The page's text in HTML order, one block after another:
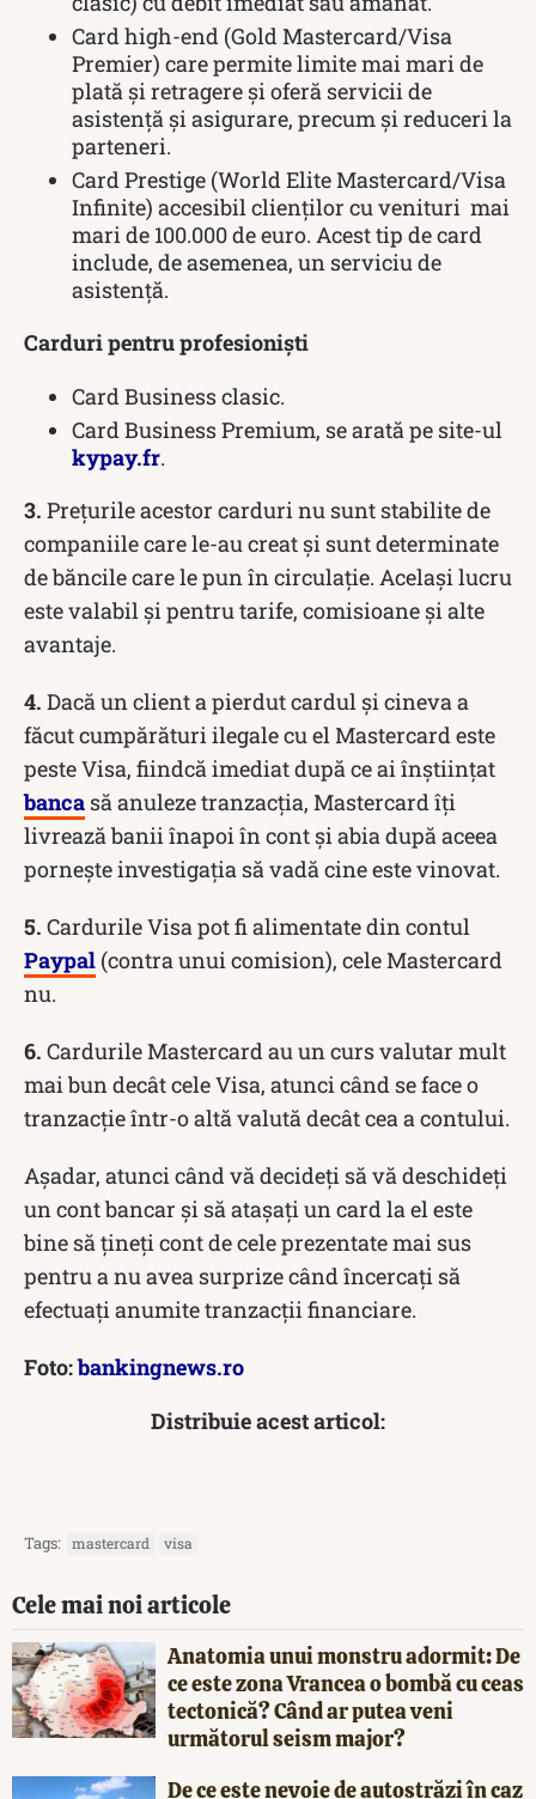
Card high-end (Gold Mastercard/Visa
Premier) care permite limite mai mari de
plată și retragere și oferă servicii de
asistență și asigurare, precum și reduceri la
parteneri.
Card Prestige (World Elite Mastercard/Visa
Infinite) accesibil clienților cu venituri mai
mari de 100.000 de euro. Acest tip de card
include, de asemenea, un serviciu de
asistență.
Carduri pentru profesioniști
Card Business clasic.
Card Business Premium, se arată pe site-ul
kypay.fr.
3. Prețurile acestor carduri nu sunt stabilite de
companiile care le-au creat și sunt determinate
de băncile care le pun în circulație. Același lucru
este valabil și pentru tarife, comisioane și alte
avantaje.
4. Dacă un client a pierdut cardul și cineva a
făcut cumpărături ilegale cu el Mastercard este
peste Visa, fiindcă imediat după ce ai înștiințat
banca să anuleze tranzacția, Mastercard îți
livrează banii înapoi în cont și abia după aceea
pornește investigația să vadă cine este vinovat.
5. Cardurile Visa pot fi alimentate din contul
Paypal (contra unui comision), cele Mastercard
nu.
6. Cardurile Mastercard au un curs valutar mult
mai bun decât cele Visa, atunci când se face o
tranzacție într-o altă valută decât cea a contului.
Așadar, atunci când vă decideți să vă deschideți
un cont bancar și să atașați un card la el este
bine să țineți cont de cele prezentate mai sus
pentru a nu avea surprize când încercați să
efectuați anumite tranzacții financiare.
Foto:bankingnews.ro
Distribuie acest articol:
Tags: mastercard visa
Cele mai noi articole
Anatomia unui monstru adormit: De
ce este zona Vrancea o bombă cu ceas
tectonică? Când ar putea veni
următorul seism major?
De ce este nevoie de autostrăzi în caz